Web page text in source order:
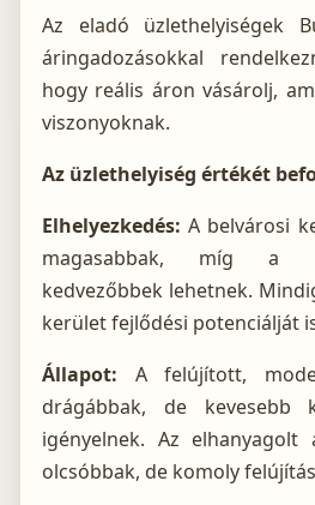
Az eladó üzlethelyiségek
áringadozásokkal
hogy reális áron vásárolj,
viszonyoknak.
Az üzlethelyiség értékét
Elhelyezkedés: A belvárosi
magasabbak, míg a
kedvezőbbek lehetnek.
kerület fejlődési potenciálját
Állapot: A felújított,
drágábbak, de kevesebb
igényelnek. Az elhanyagolt
olcsóbbak, de komoly